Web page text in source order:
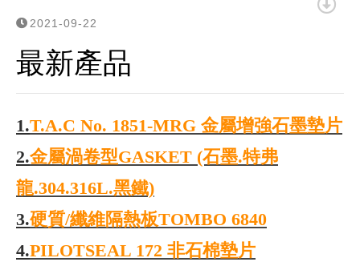
2021-09-22
最新產品
1.T.A.C No. 1851-MRG 金屬增強石墨墊片
2.金屬渦卷型GASKET (石墨.特弗
龍.304.316L.黑鐵)
3.硬質/纖維隔熱板TOMBO 6840
4.PILOTSEAL 172 非石棉墊片